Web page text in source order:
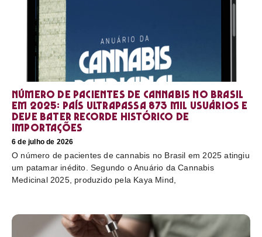
Número de pacientes de cannabis no Brasil
em 2025: país ultrapassa 873 mil usuários e
deve bater recorde histórico de
importações
6 de julho de 2026
O número de pacientes de cannabis no Brasil em 2025 atingiu
um patamar inédito. Segundo o Anuário da Cannabis
Medicinal 2025, produzido pela Kaya Mind,